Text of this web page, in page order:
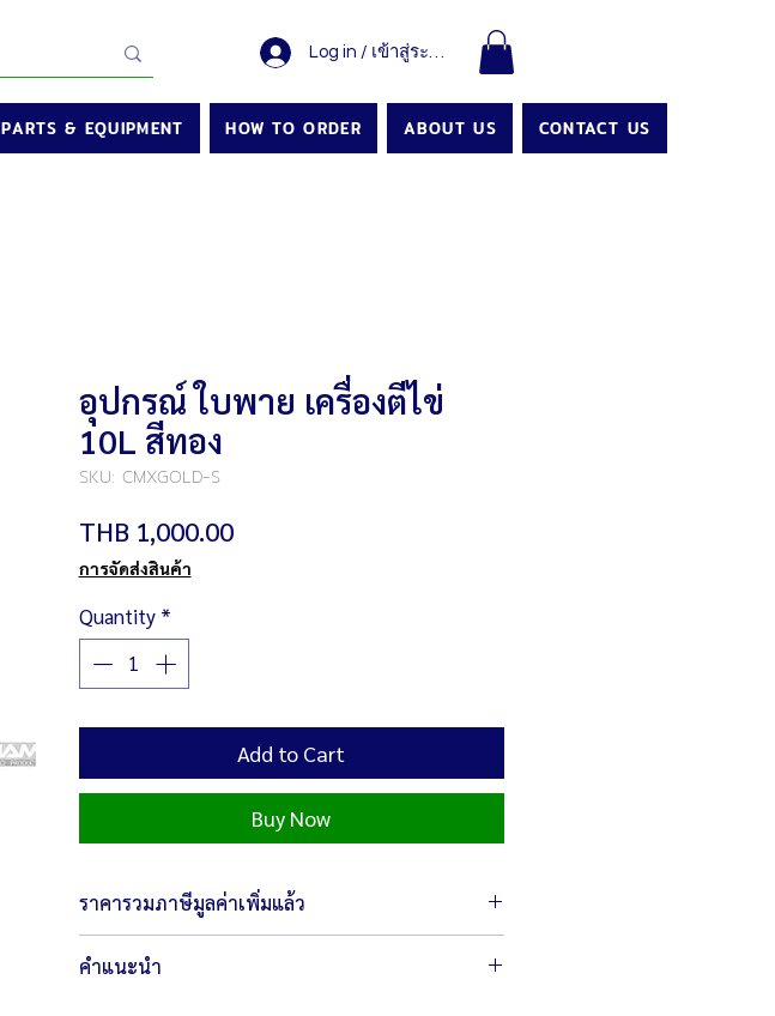
Log in / เข้าสู่ระบบ
PARTS & EQUIPMENT HOW TO ORDER ABOUT US CONTACT US
อุปกรณ์ ใบพาย เครื่องตีไข่
10L สีทอง
SKU: CMXGOLD-S
THB 1,000.00Price
การจัดส่งสินค้า
Quantity *
Add to Cart
Buy Now
ราคารวมภาษีมูลค่าเพิ่มแล้ว
คำแนะนำ